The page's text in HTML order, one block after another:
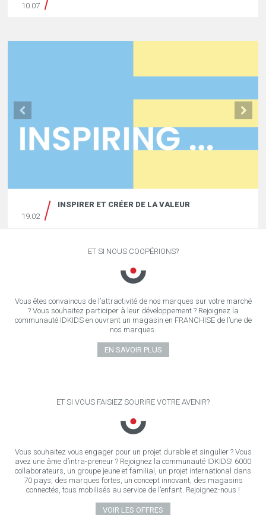
10.07
19.02
INSPIRER ET CRÉER DE LA VALEUR
ET SI NOUS COOPÉRIONS?
Vous êtes convaincus de l’attractivité de nos marques sur votre marché
? Vous souhaitez participer à leur développement ? Rejoignez la
communauté IDKIDS en ouvrant un magasin en FRANCHISE de l’une de
nos marques.
EN SAVOIR PLUS
ET SI VOUS FAISIEZ SOURIRE VOTRE AVENIR?
Vous souhaitez vous engager pour un projet durable et singulier ? Vous
avez une âme d’intra-preneur ? Rejoignez la communauté IDKIDS! 6000
collaborateurs, un groupe jeune et familial, un projet international dans
70 pays, des marques fortes, un concept innovant, des magasins
connectés, tous mobilisés au service de l’enfant. Rejoignez-nous !
VOIR LES OFFRES